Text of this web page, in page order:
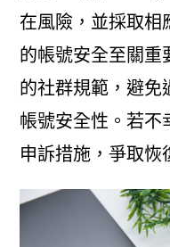
在風險，並採取相
的帳號安全至關重
的社群規範，避免
帳號安全性。若不
申訴措施，爭取恢